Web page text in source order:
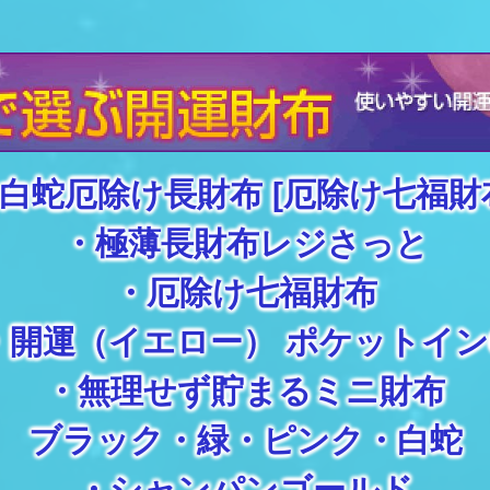
蛇厄除け長財布 [厄除け七福財
・極薄長財布レジさっと
・厄除け七福財布
開運（イエロー） ポケットイ
・無理せず貯まるミニ財布
ブラック ・緑・ ピンク ・白蛇